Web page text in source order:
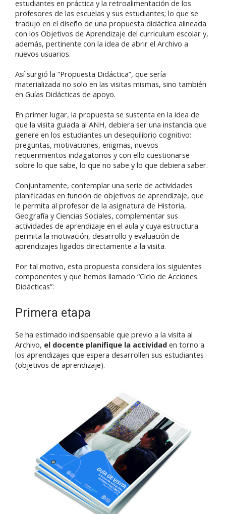
estudiantes en práctica y la retroalimentación de los
profesores de las escuelas y sus estudiantes; lo que se
tradujo en el diseño de una propuesta didáctica alineada
con los Objetivos de Aprendizaje del curriculum escolar y,
además, pertinente con la idea de abrir el Archivo a
nuevos usuarios.
Así surgió la “Propuesta Didáctica”, que sería
materializada no solo en las visitas mismas, sino también
en Guías Didácticas de apoyo.
En primer lugar, la propuesta se sustenta en la idea de
que la visita guiada al ANH, debiera ser una instancia que
genere en los estudiantes un desequilibrio cognitivo:
preguntas, motivaciones, enigmas, nuevos
requerimientos indagatorios y con ello cuestionarse
sobre lo que sabe, lo que no sabe y lo que debiera saber.
Conjuntamente, contemplar una serie de actividades
planificadas en función de objetivos de aprendizaje, que
le permita al profesor de la asignatura de Historia,
Geografía y Ciencias Sociales, complementar sus
actividades de aprendizaje en el aula y cuya estructura
permita la motivación, desarrollo y evaluación de
aprendizajes ligados directamente a la visita.
Por tal motivo, esta propuesta considera los siguientes
componentes y que hemos llamado “Ciclo de Acciones
Didácticas”:
Primera etapa
Se ha estimado indispensable que previo a la visita al
Archivo, el docente planifique la actividad en torno a
los aprendizajes que espera desarrollen sus estudiantes
(objetivos de aprendizaje).